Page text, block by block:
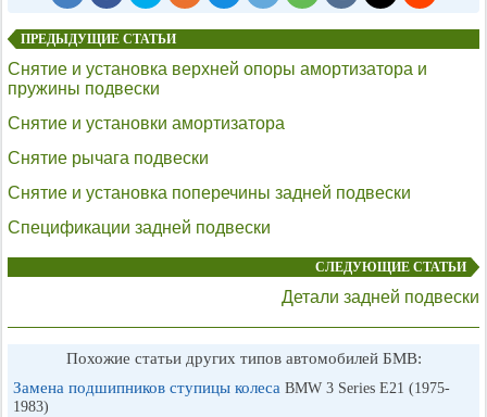
ПРЕДЫДУЩИЕ СТАТЬИ
Снятие и установка верхней опоры амортизатора и
пружины подвески
Снятие и установки амортизатора
Снятие рычага подвески
Снятие и установка поперечины задней подвески
Спецификации задней подвески
СЛЕДУЮЩИЕ СТАТЬИ
Детали задней подвески
Похожие статьи других типов автомобилей БМВ:
Замена подшипников ступицы колеса BMW 3 Series E21 (1975-
1983)